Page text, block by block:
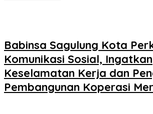
Babinsa Sagulung Kota
Komunikasi Sosial, Ingatkan
Keselamatan Kerja dan
Pembangunan Koperasi